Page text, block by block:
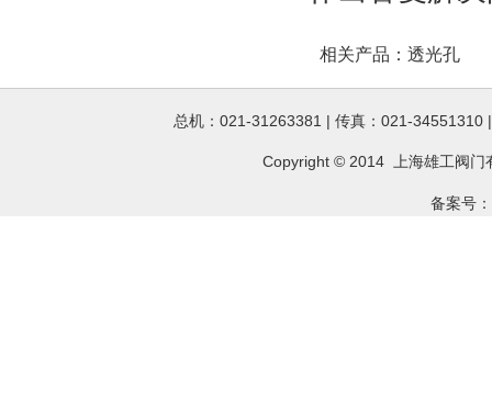
相关产品： 透光孔
总机：021-31263381 | 传真：021-
Copyright © 2014 上海雄工阀门
备案号